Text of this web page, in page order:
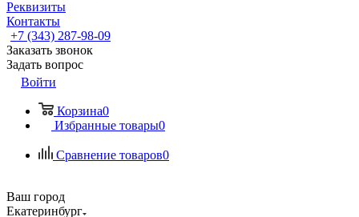
Реквизиты
Контакты
+7 (343) 287-98-09
Заказать звонок
Задать вопрос
Войти
Корзина0
Избранные товары0
Сравнение товаров0
Ваш город
Екатеринбург